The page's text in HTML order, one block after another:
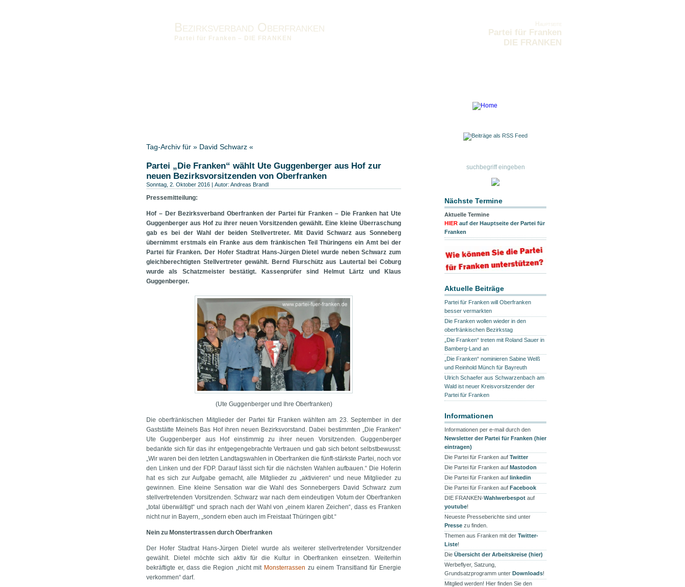
Hauptseite
Partei für Franken
DIE FRANKEN
Bezirksverband Oberfranken
Partei für Franken – DIE FRANKEN
Tag-Archiv für » David Schwarz «
Partei „Die Franken“ wählt Ute Guggenberger aus Hof zur
neuen Bezirksvorsitzenden von Oberfranken
Sonntag, 2. Oktober 2016 | Autor: Andreas Brandl
Pressemitteilung:
Hof – Der Bezirksverband Oberfranken der Partei für Franken – Die Franken hat Ute
Guggenberger aus Hof zu ihrer neuen Vorsitzenden gewählt. Eine kleine Überraschung
gab es bei der Wahl der beiden Stellvertreter. Mit David Schwarz aus Sonneberg
übernimmt erstmals ein Franke aus dem fränkischen Teil Thüringens ein Amt bei der
Partei für Franken. Der Hofer Stadtrat Hans-Jürgen Dietel wurde neben Schwarz zum
gleichberechtigten Stellvertreter gewählt. Bernd Flurschütz aus Lautertal bei Coburg
wurde als Schatzmeister bestätigt. Kassenprüfer sind Helmut Lärtz und Klaus
Guggenberger.
(Ute Guggenberger und Ihre Oberfranken)
Die oberfränkischen Mitglieder der Partei für Franken wählten am 23. September in der
Gaststätte Meinels Bas Hof ihren neuen Bezirksvorstand. Dabei bestimmten „Die Franken“
Ute Guggenberger aus Hof einstimmig zu ihrer neuen Vorsitzenden. Guggenberger
bedankte sich für das ihr entgegengebrachte Vertrauen und gab sich betont selbstbewusst:
„Wir waren bei den letzten Landtagswahlen in Oberfranken die fünft-stärkste Partei, noch vor
den Linken und der FDP. Darauf lässt sich für die nächsten Wahlen aufbauen.“ Die Hoferin
hat es sich zur Aufgabe gemacht, alle Mitglieder zu „aktivieren“ und neue Mitglieder zu
gewinnen. Eine kleine Sensation war die Wahl des Sonnebergers David Schwarz zum
stellvertretenden Vorsitzenden. Schwarz war nach dem eindeutigen Votum der Oberfranken
„total überwältigt“ und sprach nach der Wahl von „einem klaren Zeichen“, dass es Franken
nicht nur in Bayern, „sondern eben auch im Freistaat Thüringen gibt.“
Nein zu Monstertrassen durch Oberfranken
Der Hofer Stadtrat Hans-Jürgen Dietel wurde als weiterer stellvertretender Vorsitzender
gewählt. Dietel möchte sich aktiv für die Kultur in Oberfranken einsetzen. Weiterhin
bekräftigte er, dass die Region „nicht mit Monsterrassen zu einem Transitland für Energie
verkommen“ darf.
Nächste Termine
Aktuelle Termine
HIER auf der Hauptseite der Partei für
Franken
Aktuelle Beiträge
Partei für Franken will Oberfranken
besser vermarkten
Die Franken wollen wieder in den
oberfränkischen Bezirkstag
„Die Franken“ treten mit Roland Sauer in
Bamberg-Land an
„Die Franken“ nominieren Sabine Welß
und Reinhold Münch für Bayreuth
Ulrich Schaefer aus Schwarzenbach am
Wald ist neuer Kreisvorsitzender der
Partei für Franken
Informationen
Informationen per e-mail durch den
Newsletter der Partei für Franken (hier
eintragen)
Die Partei für Franken auf Twitter
Die Partei für Franken auf Mastodon
Die Partei für Franken auf linkedin
Die Partei für Franken auf Facebook
DIE FRANKEN-Wahlwerbespot auf
youtube!
Neueste Presseberichte sind unter
Presse zu finden.
Themen aus Franken mit der Twitter-
Liste!
Die Übersicht der Arbeitskreise (hier)
Werbeflyer, Satzung,
Grundsatzprogramm unter Downloads!
Mitglied werden! Hier finden Sie den